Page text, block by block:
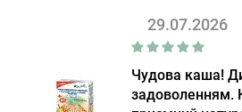
29.07.2026
Чудова каша!
задоволенням.